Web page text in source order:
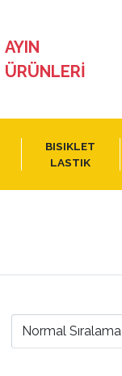
AYIN
ÜRÜNLERI
BISIKLET
LASTIK
Normal Sıralama